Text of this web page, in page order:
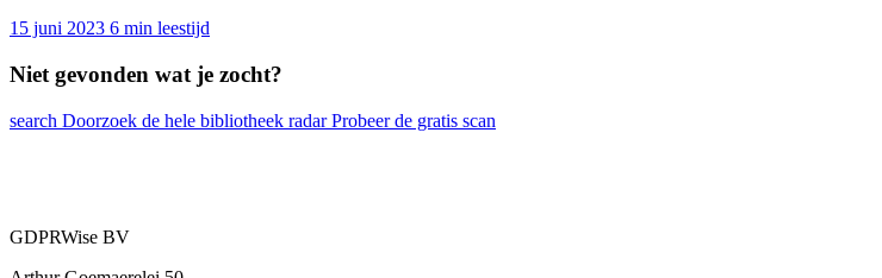
15 juni 2023 6 min leestijd
Niet gevonden wat je zocht?
search Doorzoek de hele bibliotheek radarProbeer de gratis scan
GDPRWise BV